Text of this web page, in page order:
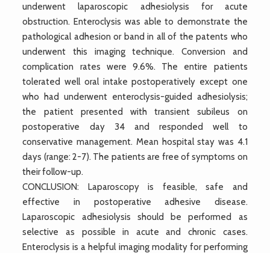
underwent laparoscopic adhesiolysis for acute
obstruction. Enteroclysis was able to demonstrate the
pathological adhesion or band in all of the patents who
underwent this imaging technique. Conversion and
complication rates were 9.6%. The entire patients
tolerated well oral intake postoperatively except one
who had underwent enteroclysis-guided adhesiolysis;
the patient presented with transient subileus on
postoperative day 34 and responded well to
conservative management. Mean hospital stay was 4.1
days (range: 2-7). The patients are free of symptoms on
their follow-up.
CONCLUSION: Laparoscopy is feasible, safe and
effective in postoperative adhesive disease.
Laparoscopic adhesiolysis should be performed as
selective as possible in acute and chronic cases.
Enteroclysis is a helpful imaging modality for performing